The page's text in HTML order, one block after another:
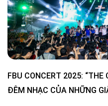
FBU CONCERT 2025: “THE
ĐÊM NHẠC CỦA NHỮNG